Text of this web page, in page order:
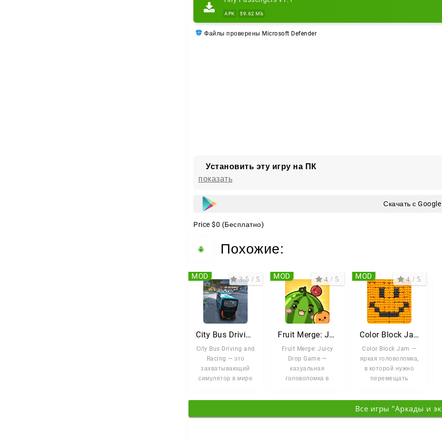
APK 59.62 Mb
Файлы проверены Microsoft Defender
Установить эту игру на ПК
показать
Скачать с
Price $0 (Бесплатно)
Похожие:
City Bus Driving and Racing
City Bus Driving and
Racing — это
захватывающий
симулятор в мире
3.5 / 5
MOD
Fruit Merge: Juicy Drop Game
Fruit Merge: Juicy
Drop Game —
казуальная
головоломка в
4 / 5
MOD
Color Block Jam
Color Block Jam —
яркая головоломка,
в которой нужно
перемещать
4 / 5
MOD
Все игры "Аркады и